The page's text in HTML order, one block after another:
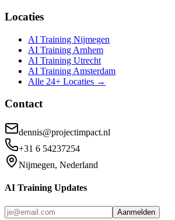
Locaties
AI Training Nijmegen
AI Training Arnhem
AI Training Utrecht
AI Training Amsterdam
Alle 24+ Locaties →
Contact
dennis@projectimpact.nl
+31 6 54237254
Nijmegen, Nederland
AI Training Updates
Aanmelden